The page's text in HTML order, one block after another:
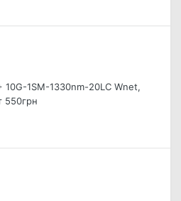
10G-1SM-1330nm-20LC Wnet,
550грн